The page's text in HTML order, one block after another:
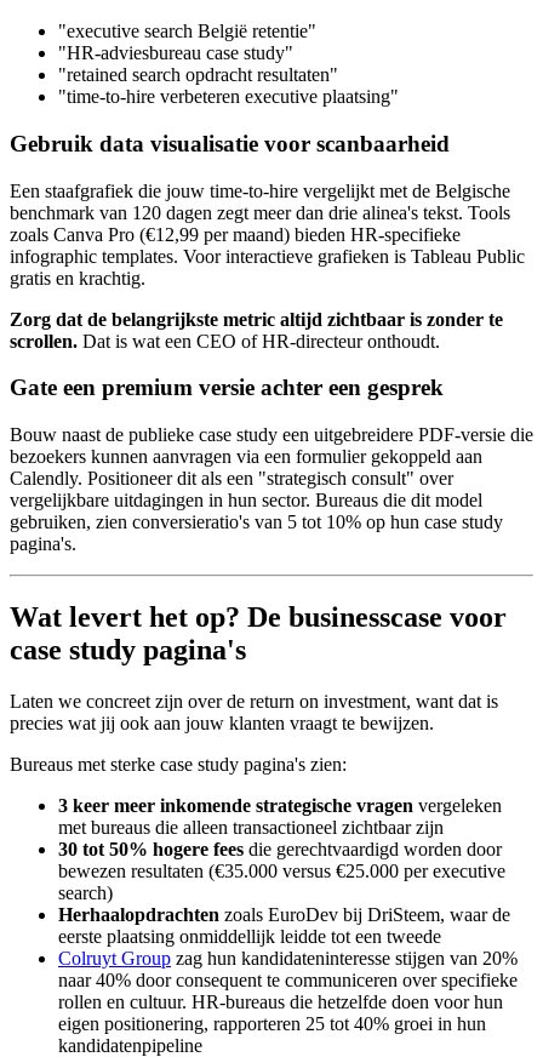
"executive search België retentie"
"HR-adviesbureau case study"
"retained search opdracht resultaten"
"time-to-hire verbeteren executive plaatsing"
Gebruik data visualisatie voor scanbaarheid
Een staafgrafiek die jouw time-to-hire vergelijkt met de Belgische
benchmark van 120 dagen zegt meer dan drie alinea's tekst. Tools
zoals Canva Pro (€12,99 per maand) bieden HR-specifieke
infographic templates. Voor interactieve grafieken is Tableau Public
gratis en krachtig.
Zorg dat de belangrijkste metric altijd zichtbaar is zonder te
scrollen. Dat is wat een CEO of HR-directeur onthoudt.
Gate een premium versie achter een gesprek
Bouw naast de publieke case study een uitgebreidere PDF-versie die
bezoekers kunnen aanvragen via een formulier gekoppeld aan
Calendly. Positioneer dit als een "strategisch consult" over
vergelijkbare uitdagingen in hun sector. Bureaus die dit model
gebruiken, zien conversieratio's van 5 tot 10% op hun case study
pagina's.
Wat levert het op? De businesscase voor
case study pagina's
Laten we concreet zijn over de return on investment, want dat is
precies wat jij ook aan jouw klanten vraagt te bewijzen.
Bureaus met sterke case study pagina's zien:
3 keer meer inkomende strategische vragen vergeleken
met bureaus die alleen transactioneel zichtbaar zijn
30 tot 50% hogere fees die gerechtvaardigd worden door
bewezen resultaten (€35.000 versus €25.000 per executive
search)
Herhaalopdrachten zoals EuroDev bij DriSteem, waar de
eerste plaatsing onmiddellijk leidde tot een tweede
Colruyt Group zag hun kandidateninteresse stijgen van 20%
naar 40% door consequent te communiceren over specifieke
rollen en cultuur. HR-bureaus die hetzelfde doen voor hun
eigen positionering, rapporteren 25 tot 40% groei in hun
kandidatenpipeline